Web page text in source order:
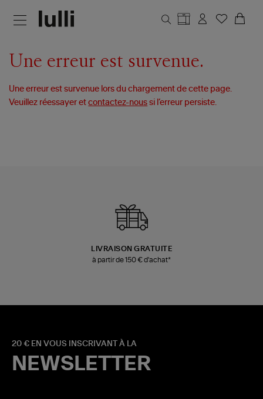
Une erreur est survenue.
Une erreur est survenue lors du chargement de cette page.
Veuillez réessayer etcontactez-nous si l’erreur persiste.
LIVRAISON GRATUITE
à partir de 150 € d'achat*
20 € EN VOUS INSCRIVANT À LA
NEWSLETTER